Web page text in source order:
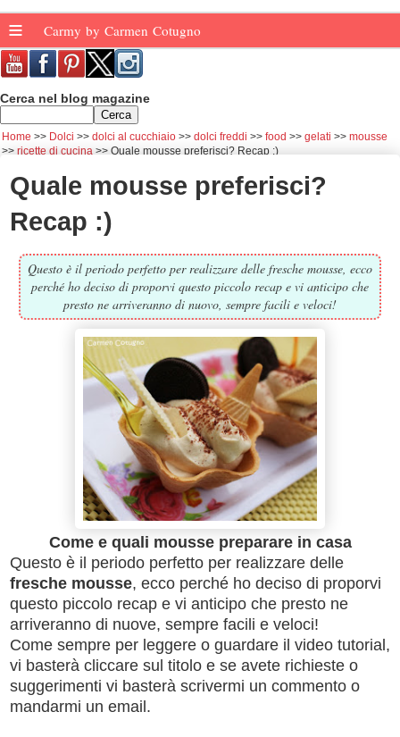
≡ Carmy by Carmen Cotugno
Cerca nel blog magazine
Home Dolci dolci al cucchiaio dolci freddi food gelati
mousse
ricette di cucina
Quale mousse preferisci? Recap :)
Quale mousse preferisci?
Recap :)
Questo è il periodo perfetto per realizzare delle fresche mousse, ecco
perché ho deciso di proporvi questo piccolo recap e vi anticipo che
presto ne arriveranno di nuovo, sempre facili e veloci!
Come e quali mousse preparare in casa
Questo è il periodo perfetto per realizzare delle
fresche mousse, ecco perché ho deciso di proporvi
questo piccolo recap e vi anticipo che presto ne
arriveranno di nuove, sempre facili e veloci!
Come sempre per leggere o guardare il video tutorial,
vi basterà cliccare sul titolo e se avete richieste o
suggerimenti vi basterà scrivermi un commento o
mandarmi un email.